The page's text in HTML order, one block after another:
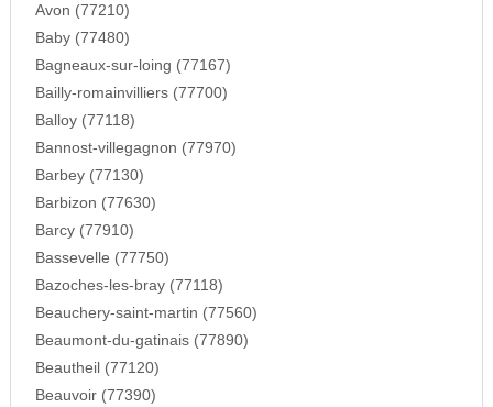
Avon (77210)
Baby (77480)
Bagneaux-sur-loing (77167)
Bailly-romainvilliers (77700)
Balloy (77118)
Bannost-villegagnon (77970)
Barbey (77130)
Barbizon (77630)
Barcy (77910)
Bassevelle (77750)
Bazoches-les-bray (77118)
Beauchery-saint-martin (77560)
Beaumont-du-gatinais (77890)
Beautheil (77120)
Beauvoir (77390)